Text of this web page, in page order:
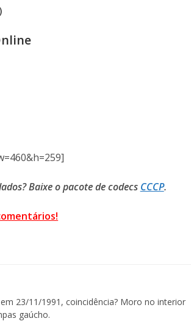
Baixe o pacote de codecs CCCP.
23/11/1991, coincidência? Moro no interior
gaúcho.